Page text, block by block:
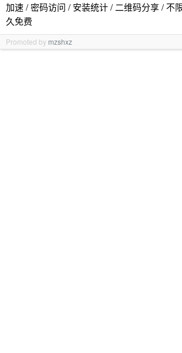
加速 / 密码访问 / 安装统计 / 二维码分享 / 不
久免费
Promoted by mzshxz